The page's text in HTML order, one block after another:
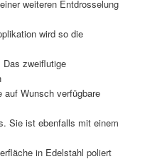
weiteren Entdrosselung
wird so die
Das zweiflutige
Wunsch verfügbare
Sie ist ebenfalls mit einem
in Edelstahl poliert